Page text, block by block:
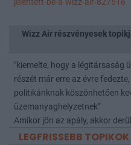
jelentett-be-a-wizz-air-827516
Wizz Air részvényesek
"kiemelte, hogy a légitársaság
részét már erre az évre
politikánknak köszönhetően
üzemanyaghelyzetnek”
Amikor jön az apály, akkor
LEGFRISSEBB TOPIKOK